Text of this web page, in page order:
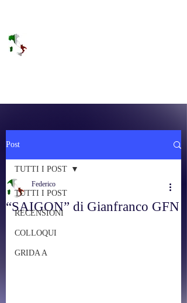
Post
TUTTI I POST
RECENSIONI
COLLOQUI
GRIDA A
TUTTI I POST
“SAIGON” di Gianfranco GFN
Federico